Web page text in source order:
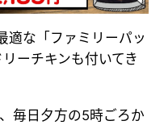
適な「ファミリーパッ
ーチキンも付いてき
毎日夕方の5時ごろか